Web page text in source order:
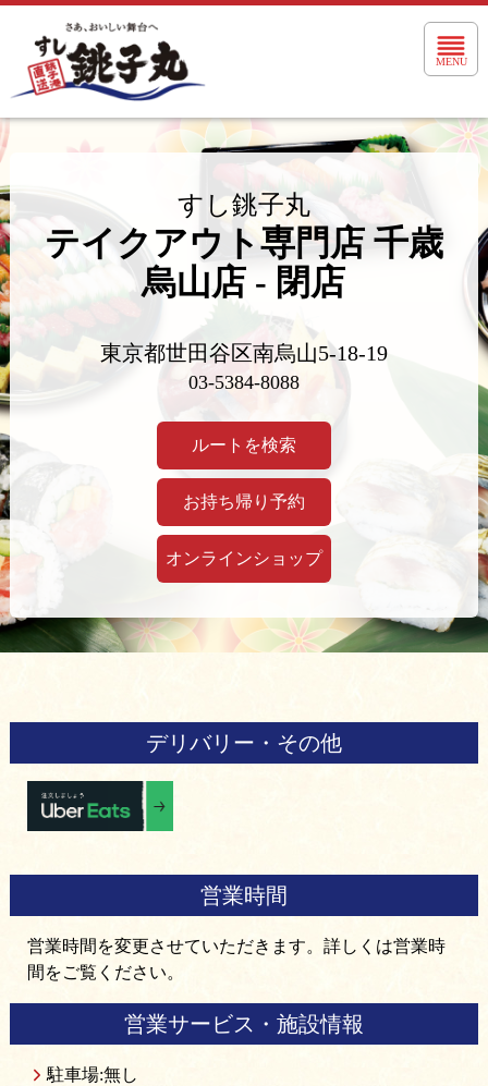
MENU
Toggle
すし銚子丸
テイクアウト専門店 千歳
烏山店 - 閉店
東京都世田谷区南烏山5-18-19
03-5384-8088
ルートを検索
お持ち帰り予約
オンラインショップ
デリバリー・その他
営業時間
営業時間を変更させていただきます。詳しくは営業時
間をご覧ください。
営業サービス・施設情報
駐車場:無し